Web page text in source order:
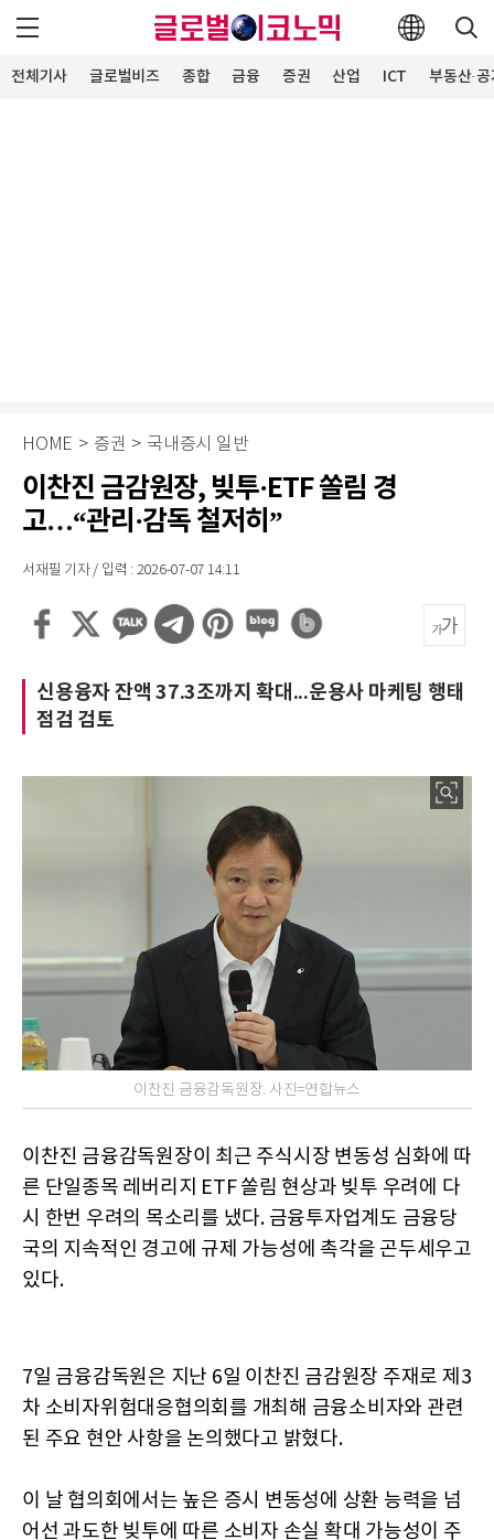
전체기사 글로벌비즈 종합 금융 증권 산업 ICT 부동산·
HOME > 증권 > 국내증시 일반
이찬진 금감원장, 빚투·ETF 쏠림 경
고…“관리·감독 철저히”
서재필 기자 / 입력 : 2026-07-07 14:11
신용융자 잔액 37.3조까지 확대...운용사 마케팅 행태
점검 검토
이찬진 금융감독원장. 사진=연합뉴스
이찬진 금융감독원장이 최근 주식시장 변동성 심화에 따
른 단일종목 레버리지 ETF 쏠림 현상과 빚투 우려에 다
시 한번 우려의 목소리를 냈다. 금융투자업계도 금융당
국의 지속적인 경고에 규제 가능성에 촉각을 곤두세우고
있다.
7일 금융감독원은 지난 6일 이찬진 금감원장 주재로 제3
차 소비자위험대응협의회를 개최해 금융소비자와 관련
된 주요 현안 사항을 논의했다고 밝혔다.
이 날 협의회에서는 높은 증시 변동성에 상환 능력을 넘
어선 과도한 빚투에 따른 소비자 손실 확대 가능성이 주